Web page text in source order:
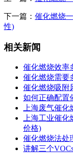
下一篇： 催化燃烧
性)
相关新闻
催化燃烧效率
催化燃烧需要
催化燃烧吸附
如何正确配置
上海废气催
上海工业催
价格)
催化燃烧法处
讲解三个